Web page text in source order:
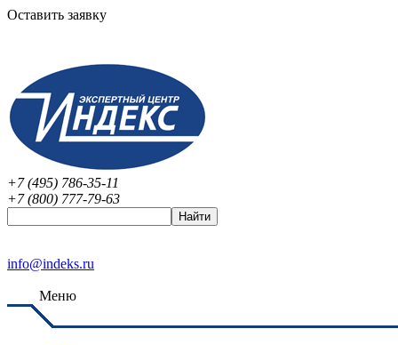
Оставить заявку
+7 (495) 786-35-11
+7 (800) 777-79-63
info@indeks.ru
Меню